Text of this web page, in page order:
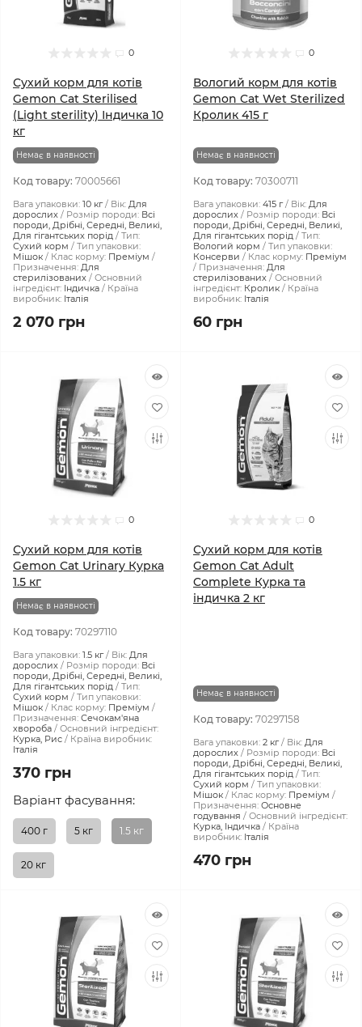
0
Сухий корм для котів
Gemon Cat Sterilised
(Light sterility) Індичка 10
кг
Немає в наявності
Код товару: 70005661
Вага упаковки: 10 кг Вік: Для
дорослих
Розмір породи: Всі
породи, Дрібні, Середні, Великі,
Для гігантських порід
Тип:
Сухий корм
Тип упаковки:
Мішок
Клас корму: Преміум
Призначення: Для
стерилізованих
Основний
інгредієнт: Індичка
Країна
виробник: Італія
2 070 грн
0
Вологий корм для котів
Gemon Cat Wet Sterilized
Кролик 415 г
Немає в наявності
Код товару: 70300711
Вага упаковки: 415 г Вік: Для
дорослих
Розмір породи: Всі
породи, Дрібні, Середні, Великі,
Для гігантських порід
Тип:
Вологий корм
Тип упаковки:
Консерви
Клас корму: Преміум
Призначення: Для
стерилізованих
Основний
інгредієнт: Кролик
Країна
виробник: Італія
60 грн
0
Сухий корм для котів
Gemon Cat Urinary Курка
1.5 кг
Немає в наявності
Код товару: 70297110
Вага упаковки: 1.5 кг Вік: Для
дорослих
Розмір породи: Всі
породи, Дрібні, Середні, Великі,
Для гігантських порід
Тип:
Сухий корм
Тип упаковки:
Мішок
Клас корму: Преміум
Призначення: Сечокам'яна
хвороба
Основний інгредієнт:
Курка, Рис
Країна виробник:
Італія
370 грн
Варіант фасування:
400 г 5 кг 1.5 кг
20 кг
0
Сухий корм для котів
Gemon Cat Adult
Complete Курка та
індичка 2 кг
Немає в наявності
Код товару: 70297158
Вага упаковки: 2 кг Вік: Для
дорослих
Розмір породи: Всі
породи, Дрібні, Середні, Великі,
Для гігантських порід
Тип:
Сухий корм
Тип упаковки:
Мішок
Клас корму: Преміум
Призначення: Основне
годування
Основний інгредієнт:
Курка, Індичка
Країна
виробник: Італія
470 грн